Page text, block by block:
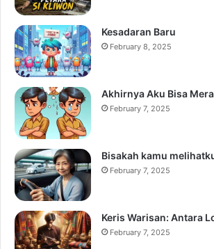
Kesadaran Baru
February 8, 2025
Akhirnya Aku Bisa
February 7, 2025
Bisakah kamu
February 7, 2025
Keris Warisan: Antara
February 7, 2025